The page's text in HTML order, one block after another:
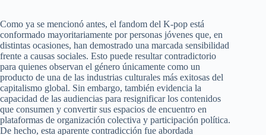
Como ya se mencionó antes, el fandom del K-pop está
conformado mayoritariamente por personas jóvenes que, en
distintas ocasiones, han demostrado una marcada sensibilidad
frente a causas sociales. Esto puede resultar contradictorio
para quienes observan el género únicamente como un
producto de una de las industrias culturales más exitosas del
capitalismo global. Sin embargo, también evidencia la
capacidad de las audiencias para resignificar los contenidos
que consumen y convertir sus espacios de encuentro en
plataformas de organización colectiva y participación política.
De hecho, esta aparente contradicción fue abordada